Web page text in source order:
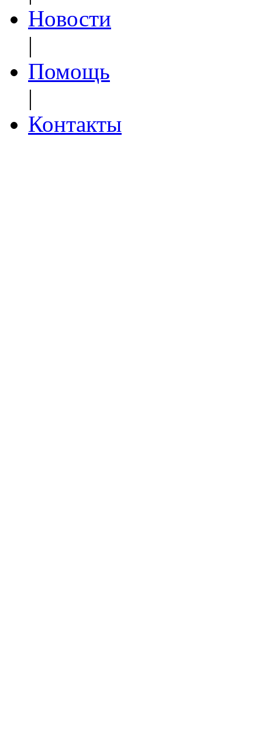
Новости
|
Помощь
|
Контакты